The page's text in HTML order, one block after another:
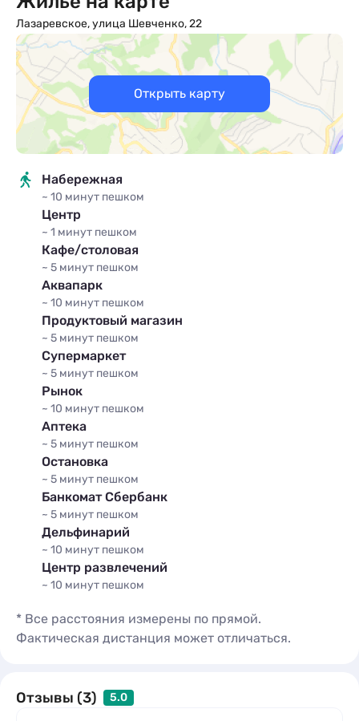
Трехместный «Люкс»
x3 кол-во гостей
1 комната 3 места
Подробное описание
Четырехместный «Люкс»
x4кол-во гостей
1 комната 4 места
Подробное описание
Лазаревское, улица Шевченко, 22
Открыть карту
Набережная
~ 10 минут пешком
Центр
~ 1 минут пешком
Кафе/столовая
~ 5 минут пешком
Аквапарк
~ 10 минут пешком
Продуктовый магазин
~ 5 минут пешком
Супермаркет
~ 5 минут пешком
Рынок
~ 10 минут пешком
Аптека
~ 5 минут пешком
Остановка
~ 5 минут пешком
Банкомат Сбербанк
~ 5 минут пешком
Дельфинарий
~ 10 минут пешком
Центр развлечений
~ 10 минут пешком
* Все расстояния измерены по прямой.
Фактическая дистанция может отличаться.
Отзывы (3) 5.0